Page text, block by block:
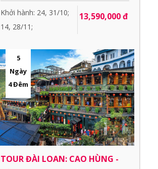
Khởi hành: 24, 31/10;
14, 28/11;
13,590,000 đ
5
Ngày
4 Đêm
TOUR ĐÀI LOAN: CAO HÙNG -